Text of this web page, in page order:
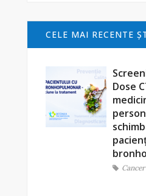
CELE MAI RECENTE
Dose
Cancer